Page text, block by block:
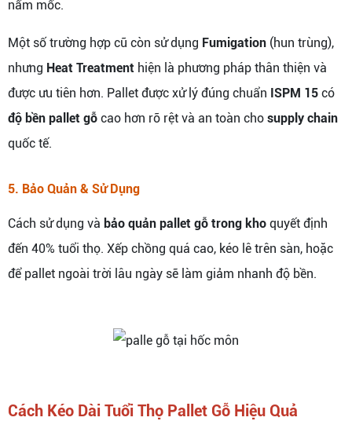
nấm mốc.
Một số trường hợp cũ còn sử dụng Fumigation (hun trùng),
nhưng Heat Treatment hiện là phương pháp thân thiện và
được ưu tiên hơn. Pallet được xử lý đúng chuẩn ISPM 15 có
độ bền pallet gỗ cao hơn rõ rệt và an toàn cho supply chain
quốc tế.
5. Bảo Quản & Sử Dụng
Cách sử dụng và bảo quản pallet gỗ trong kho quyết định
đến 40% tuổi thọ. Xếp chồng quá cao, kéo lê trên sàn, hoặc
để pallet ngoài trời lâu ngày sẽ làm giảm nhanh độ bền.
Cách Kéo Dài Tuổi Thọ Pallet Gỗ Hiệu Quả